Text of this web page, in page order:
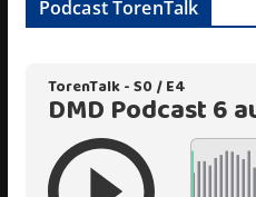
Podcast TorenTalk